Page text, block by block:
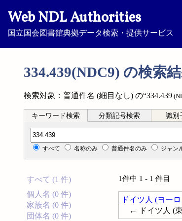
Web NDL Authorities
国立国会図書館典拠データ検索・提供サービス
334.439(NDC9) の検索
検索対象：普通件名 (細目なし) の“334.439
キーワード検索 分類記号検索 識別
分類記号検索
すべて 名称のみ 普通件名のみ ジャン
すべて (1 件)
個人名 (0 件)
家族名 (0 件)
団体名 (0 件)
1件中 1 - 1 件目
ドイツ人 (ヨー
← ドイツ人 (